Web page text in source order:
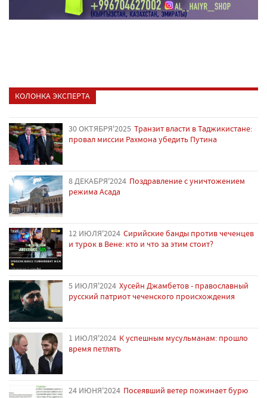
КОЛОНКА ЭКСПЕРТА
30 ОКТЯБРЯ'2025 Транзит власти в Таджикистане:
провал миссии Рахмона убедить Путина
8 ДЕКАБРЯ'2024 Поздравление с уничтожением
режима Асада
12 ИЮЛЯ'2024 Сирийские банды против чеченцев
и турок в Вене: кто и что за этим стоит?
5 ИЮЛЯ'2024 Хусейн Джамбетов - православный
русский патриот чеченского происхождения
1 ИЮЛЯ'2024 К успешным мусульманам: прошло
время петлять
24 ИЮНЯ'2024 Посеявший ветер пожинает бурю